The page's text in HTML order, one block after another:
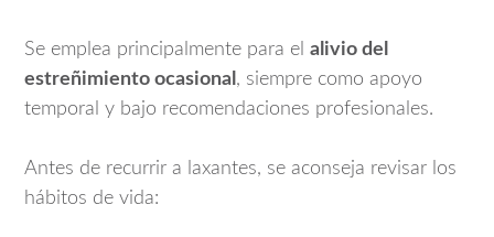
Se emplea principalmente para el alivio del
estreñimiento ocasional , siempre como apoyo
temporal y bajo recomendaciones profesionales.
Antes de recurrir a laxantes, se aconseja revisar los
hábitos de vida: